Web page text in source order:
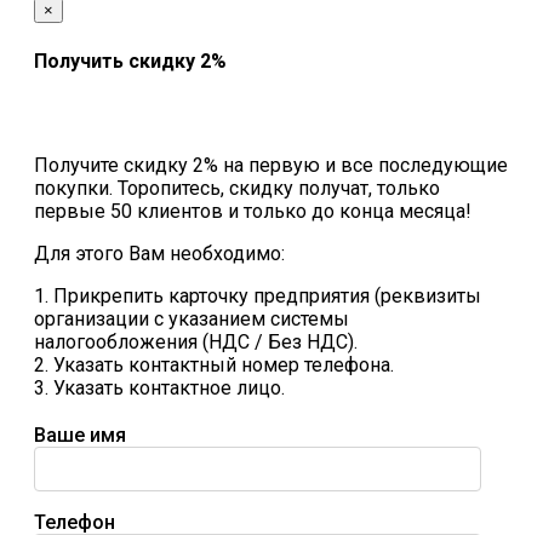
×
Получить скидку 2%
Получите скидку 2% на первую и все последующие
покупки. Торопитесь, скидку получат, только
первые 50 клиентов и только до конца месяца!
Для этого Вам необходимо:
1. Прикрепить карточку предприятия (реквизиты
организации с указанием системы
налогообложения (НДС / Без НДС).
2. Указать контактный номер телефона.
3. Указать контактное лицо.
Ваше имя
Телефон